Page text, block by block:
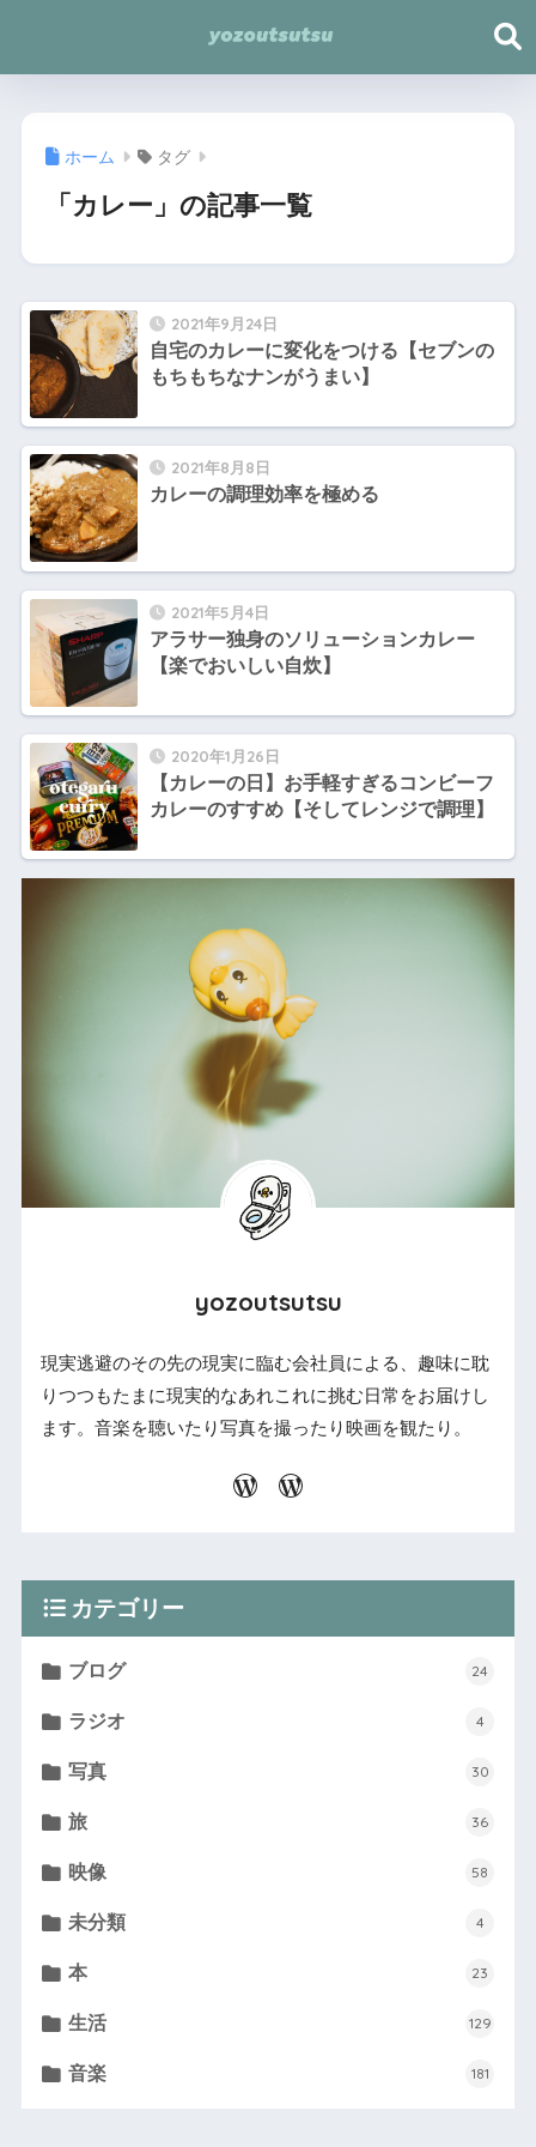
ホーム タグ
「カレー」の記事一覧
2021年9月24日
自宅のカレーに変化をつける【セブンの
もちもちなナンがうまい】
2021年8月8日
カレーの調理効率を極める
2021年5月4日
アラサー独身のソリューションカレー
【楽でおいしい自炊】
2020年1月26日
【カレーの日】お手軽すぎるコンビーフ
カレーのすすめ【そしてレンジで調理】
yozoutsutsu
現実逃避のその先の現実に臨む会社員による、趣味に耽
りつつもたまに現実的なあれこれに挑む日常をお届けし
ます。音楽を聴いたり写真を撮ったり映画を観たり。
カテゴリー
ブログ 24
ラジオ 4
写真 30
旅 36
映像 58
未分類 4
本 23
生活 129
音楽 181